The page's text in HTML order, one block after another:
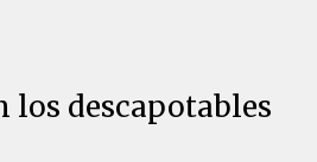
los descapotables